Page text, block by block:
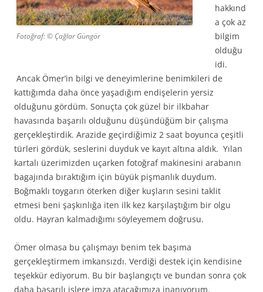
Fotoğraf: © Çağlar Güngör
hakkınd
a çok az
bilgim
olduğu
idi.
Ancak Ömer’in bilgi ve deneyimlerine benimkileri de
kattığımda daha önce yaşadığım endişelerin yersiz
olduğunu gördüm. Sonuçta çok güzel bir ilkbahar
havasında başarılı olduğunu düşündüğüm bir çalışma
gerçekleştirdik. Arazide geçirdiğimiz 2 saat boyunca çeşitli
türleri gördük, seslerini duyduk ve kayıt altına aldık. Yılan
kartalı üzerimizden uçarken fotoğraf makinesini arabanın
bagajında bıraktığım için büyük pişmanlık duydum.
Boğmaklı toygarın öterken diğer kuşların sesini taklit
etmesi beni şaşkınlığa iten ilk kez karşılaştığım bir olgu
oldu. Hayran kalmadığımı söyleyemem doğrusu.
Ömer olmasa bu çalışmayı benim tek başıma
gerçekleştirmem imkansızdı. Verdiği destek için kendisine
teşekkür ediyorum. Bu bir başlangıçtı ve bundan sonra çok
daha başarılı işlere imza atacağımıza inanıyorum.